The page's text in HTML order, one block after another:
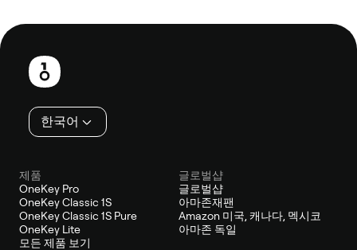
보
한국어
제품
OneKey Pro
OneKey Classic 1S
OneKey Classic 1S Pure
OneKey Lite
모든 제품 보기
글로벌샵
글로벌샵
아마존재팬
Amazon 미국, 캐나다, 멕시코
아마존 독일